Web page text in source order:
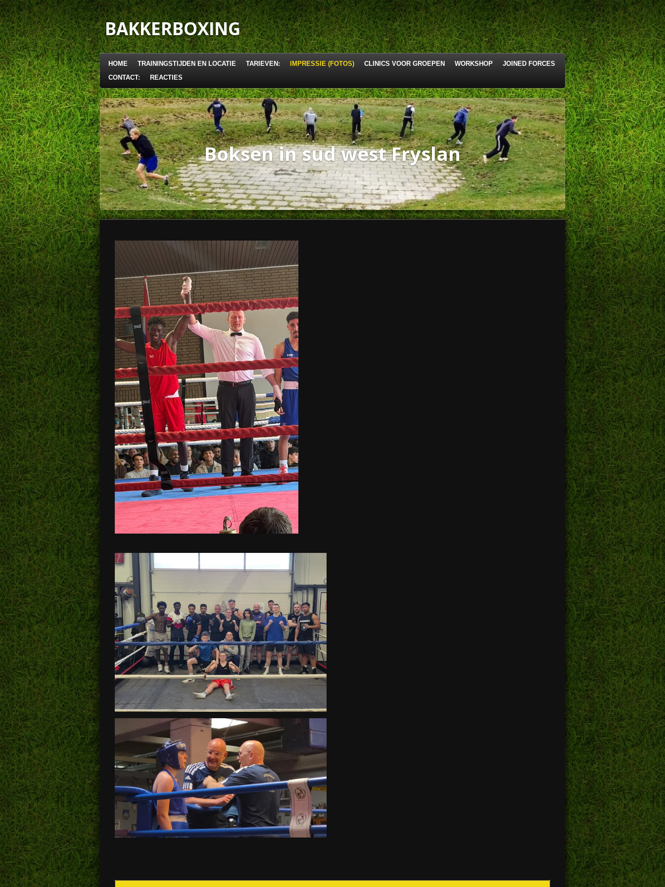
Ga
direct
naar
de
hoofdinhoud
BAKKERBOXING
HOME TRAININGSTIJDEN EN LOCATIE TARIEVEN: IMPRESSIE (FOTOS) CLINICS VOOR GROEPEN WORKSHOP
JOINED FORCES
CONTACT:
REACTIES
Boksen in sud west Fryslan